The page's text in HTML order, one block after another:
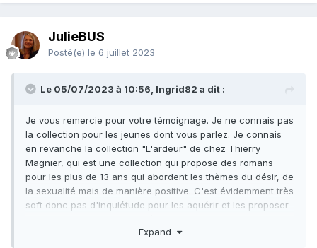
érotiques pour les plus jeunes (il existe une collection,
publiée par la Joie de lire je crois?, destinée aux 15-20 ans)
nous sommes conscients que cela peut aussi faire partie
d'une réflexion (peut-être à aborder dans votre future
Je reste à votre disposition si vous avez besoin de
précisions !
Bien cordialement,
Julie
JulieBUS
Posté(e) le 6 juillet 2023
Le 05/07/2023 à 10:56, Ingrid82 a dit :
Je vous remercie pour votre témoignage. Je ne connais pas
la collection pour les jeunes dont vous parlez. Je connais
en revanche la collection "L'ardeur" de chez Thierry
Magnier, qui est une collection qui propose des romans
pour les plus de 13 ans qui abordent les thèmes du désir, de
la sexualité mais de manière positive. C'est évidemment très
soft donc pas d'inquiétude pour les aquérir et les proposer
Avez-vous déjà proposé des animations autour de ces
Expand